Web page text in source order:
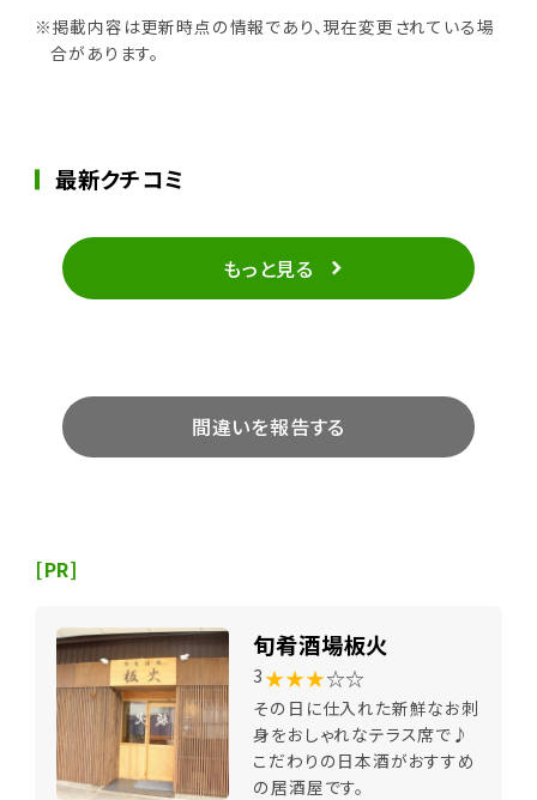
※掲載内容は更新時点の情報であり、現在変更されている場
合があります。
最新クチコミ
もっと見る
間違いを報告する
[PR]
旬肴酒場板火
3 ★★★☆☆
その日に仕入れた新鮮なお刺
身をおしゃれなテラス席で♪
こだわりの日本酒がおすすめ
の居酒屋です。